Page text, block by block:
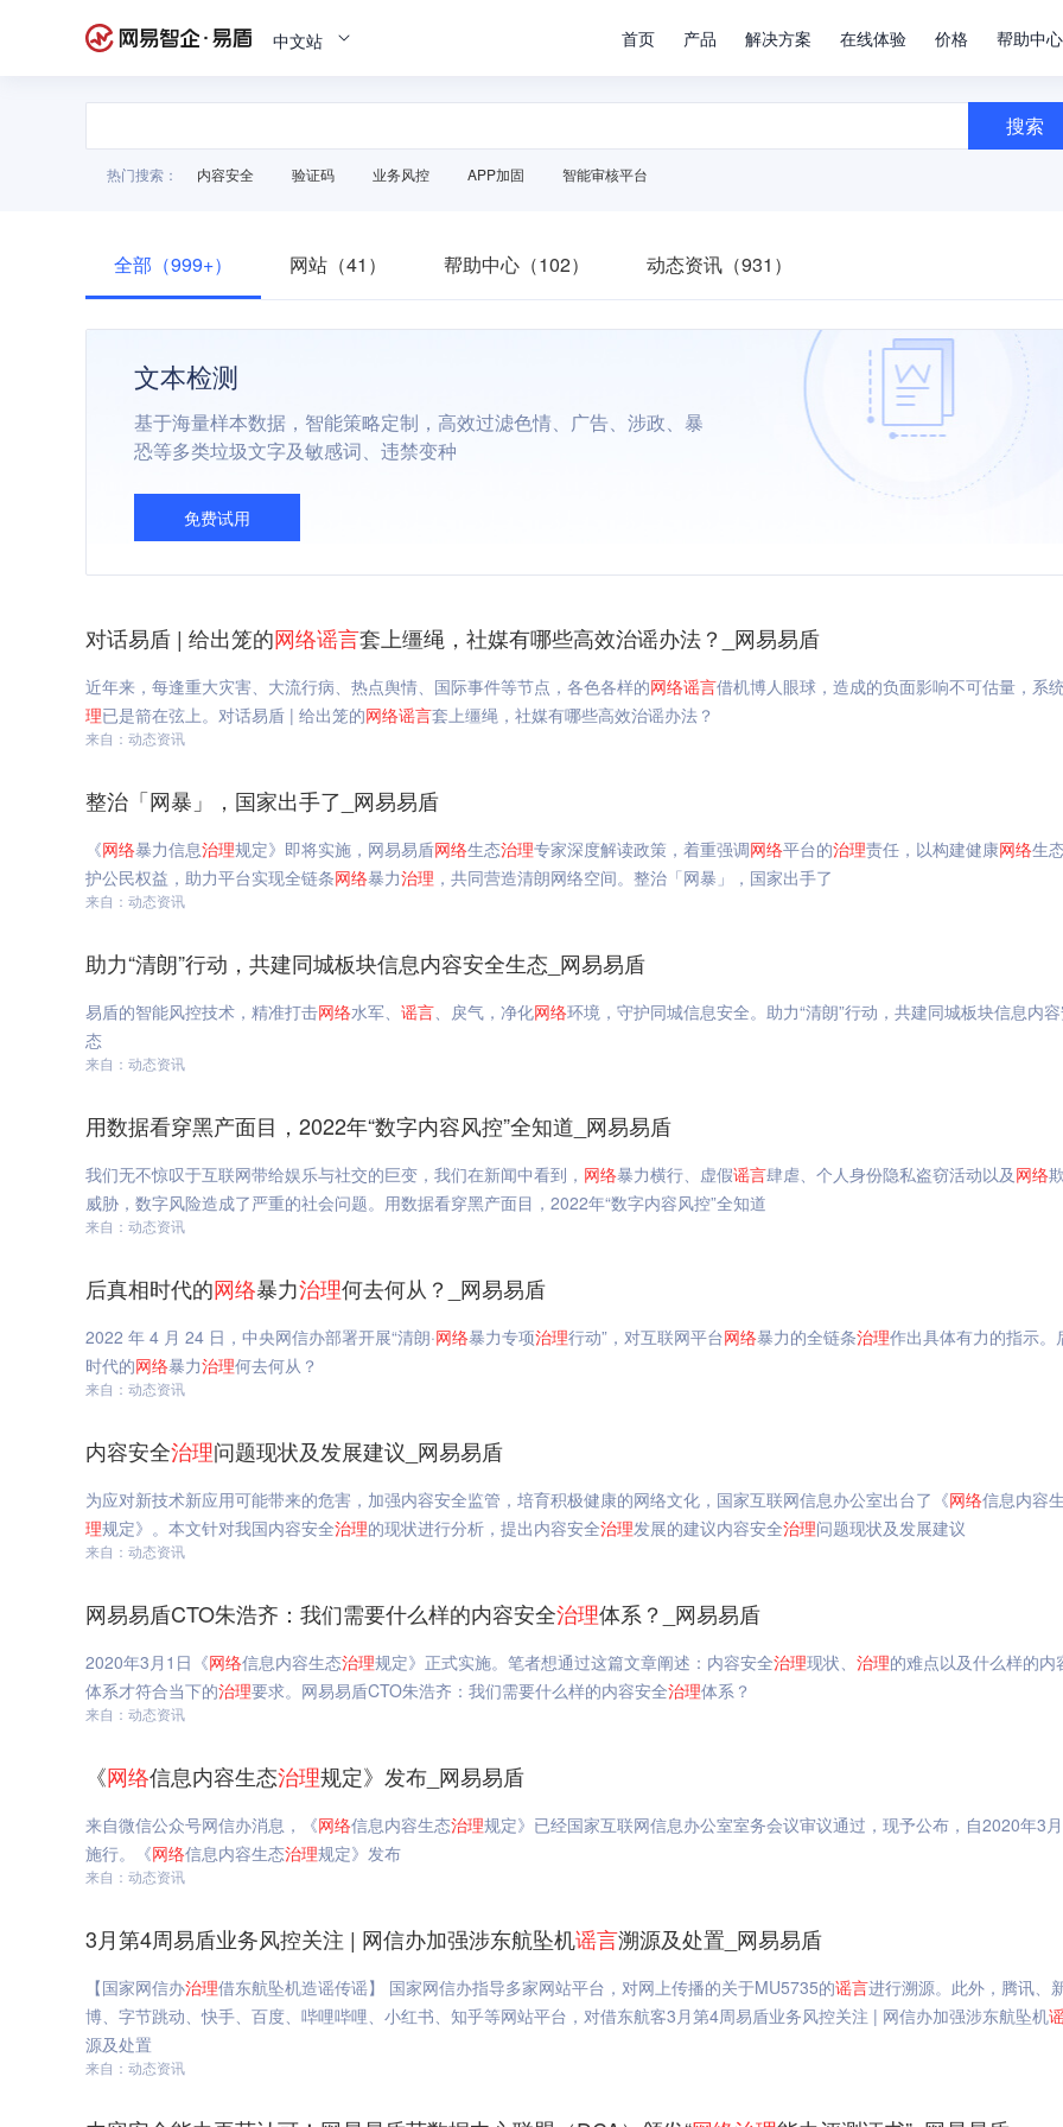
中文站 首页 产品 解决方案 在线体验 价格 帮助中心
搜索
热门搜索： 内容安全 验证码 业务风控 APP加固 智能审核平台
全部（999+） 网站（41） 帮助中心（102） 动态资讯（931）
文本检测
基于海量样本数据，智能策略定制，高效过滤色情、广告、涉政、暴
恐等多类垃圾文字及敏感词、违禁变种
免费试用
对话易盾 | 给出笼的网络谣言套上缰绳，社媒有哪些高效治谣办法？_网易易盾
近年来，每逢重大灾害、大流行病、热点舆情、国际事件等节点，各色各样的网络谣言借机博人眼球，造成的负面影响不可估量，系
理已是箭在弦上。对话易盾 | 给出笼的网络谣言套上缰绳，社媒有哪些高效治谣办法？
来自：动态资讯
整治「网暴」，国家出手了_网易易盾
《网络暴力信息治理规定》即将实施，网易易盾网络生态治理专家深度解读政策，着重强调网络平台的治理责任，以构建健康网络生
护公民权益，助力平台实现全链条网络暴力治理 ，共同营造清朗网络空间。整治「网暴」，国家出手了
来自：动态资讯
助力“清朗”行动，共建同城板块信息内容安全生态_网易易盾
易盾的智能风控技术，精准打击网络水军、 谣言、戾气，净化网络环境，守护同城信息安全。助力“清朗”行动，共建同城板块信息内
态
来自：动态资讯
用数据看穿黑产面目，2022年“数字内容风控”全知道_网易易盾
我们无不惊叹于互联网带给娱乐与社交的巨变，我们在新闻中看到， 网络暴力横行、虚假谣言肆虐、个人身份隐私盗窃活动以及网络
威胁，数字风险造成了严重的社会问题。用数据看穿黑产面目，2022年“数字内容风控”全知道
来自：动态资讯
后真相时代的网络暴力治理何去何从？_网易易盾
2022 年 4 月 24 日，中央网信办部署开展“清朗·网络暴力专项治理行动”，对互联网平台网络暴力的全链条治理作出具体有力的指示。
时代的网络暴力治理何去何从？
来自：动态资讯
内容安全治理问题现状及发展建议_网易易盾
为应对新技术新应用可能带来的危害，加强内容安全监管，培育积极健康的网络文化，国家互联网信息办公室出台了《网络信息内容
理规定》。本文针对我国内容安全治理的现状进行分析，提出内容安全治理发展的建议内容安全治理问题现状及发展建议
来自：动态资讯
网易易盾CTO朱浩齐：我们需要什么样的内容安全治理体系？_网易易盾
2020年3月1日《网络信息内容生态治理规定》正式实施。笔者想通过这篇文章阐述：内容安全治理现状、 治理的难点以及什么样的内
体系才符合当下的治理要求。网易易盾CTO朱浩齐：我们需要什么样的内容安全治理体系？
来自：动态资讯
《网络信息内容生态治理规定》发布_网易易盾
来自微信公众号网信办消息，《网络信息内容生态治理规定》已经国家互联网信息办公室室务会议审议通过，现予公布，自2020年3
施行。《网络信息内容生态治理规定》发布
来自：动态资讯
3月第4周易盾业务风控关注 | 网信办加强涉东航坠机谣言溯源及处置_网易易盾
【国家网信办治理 借东航坠机造谣传谣】 国家网信办指导多家网站平台，对网上传播的关于MU5735的谣言进行溯源。此外，腾讯、
博、字节跳动、快手、百度、哔哩哔哩、小红书、知乎等网站平台，对借东航客3月第4周易盾业务风控关注 | 网信办加强涉东航坠机
源及处置
来自：动态资讯